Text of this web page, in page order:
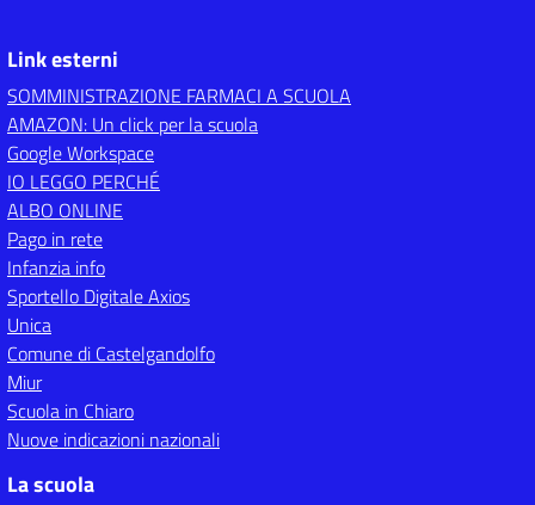
Link esterni
SOMMINISTRAZIONE FARMACI A SCUOLA
AMAZON: Un click per la scuola
Google Workspace
IO LEGGO PERCHÉ
ALBO ONLINE
Pago in rete
Infanzia info
Sportello Digitale Axios
Unica
Comune di Castelgandolfo
Miur
Scuola in Chiaro
Nuove indicazioni nazionali
La scuola